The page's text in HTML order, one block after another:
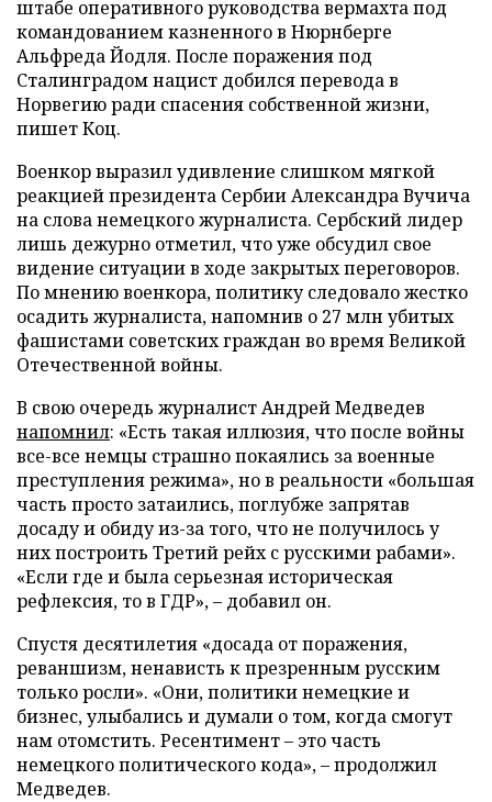
штабе оперативного руководства вермахта под
командованием казненного в Нюрнберге
Альфреда Йодля. После поражения под
Сталинградом нацист добился перевода в
Норвегию ради спасения собственной жизни,
пишет Коц.
Военкор выразил удивление слишком мягкой
реакцией президента Сербии Александра Вучича
на слова немецкого журналиста. Сербский лидер
лишь дежурно отметил, что уже обсудил свое
видение ситуации в ходе закрытых переговоров.
По мнению военкора, политику следовало жестко
осадить журналиста, напомнив о 27 млн убитых
фашистами советских граждан во время Великой
Отечественной войны.
В свою очередь журналист Андрей Медведев
напомнил: «Есть такая иллюзия, что после войны
все-все немцы страшно покаялись за военные
преступления режима», но в реальности «большая
часть просто затаились, поглубже запрятав
досаду и обиду из-за того, что не получилось у
них построить Третий рейх с русскими рабами».
«Если где и была серьезная историческая
рефлексия, то в ГДР», – добавил он.
Спустя десятилетия «досада от поражения,
реваншизм, ненависть к презренным русским
только росли». «Они, политики немецкие и
бизнес, улыбались и думали о том, когда смогут
нам отомстить. Ресентимент – это часть
немецкого политического кода», – продолжил
Медведев.